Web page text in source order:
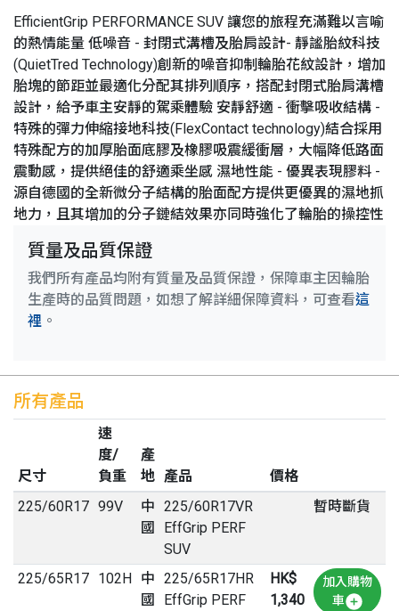
EfficientGrip PERFORMANCE SUV 讓您的旅程充滿難以言喻
的熱情能量 低噪音 - 封閉式溝槽及胎肩設計- 靜謐胎紋科技
(QuietTred Technology)創新的噪音抑制輪胎花紋設計，增加
胎塊的節距並最適化分配其排列順序，搭配封閉式胎肩溝槽
設計，給予車主安靜的駕乘體驗 安靜舒適 - 衝擊吸收結構 -
特殊的彈力伸縮接地科技(FlexContact technology)結合採用
特殊配方的加厚胎面底膠及橡膠吸震緩衝層，大幅降低路面
震動感，提供絕佳的舒適乘坐感 濕地性能 - 優異表現膠料 -
源自德國的全新微分子結構的胎面配方提供更優異的濕地抓
地力，且其增加的分子鏈結效果亦同時強化了輪胎的操控性
質量及品質保證
我們所有產品均附有質量及品質保證，保障車主因輪胎
生產時的品質問題，如想了解詳細保障資料，可查看這
裡 。
所有產品
尺寸
速
度/
負重
產
地 產品
價格
225/60R17 99V
中
國
225/60R17VR
EffGrip PERF
SUV
暫時斷貨
225/65R17 102H 中
國
225/65R17HR
EffGrip PERF
HK$
1,340
加入購物
車